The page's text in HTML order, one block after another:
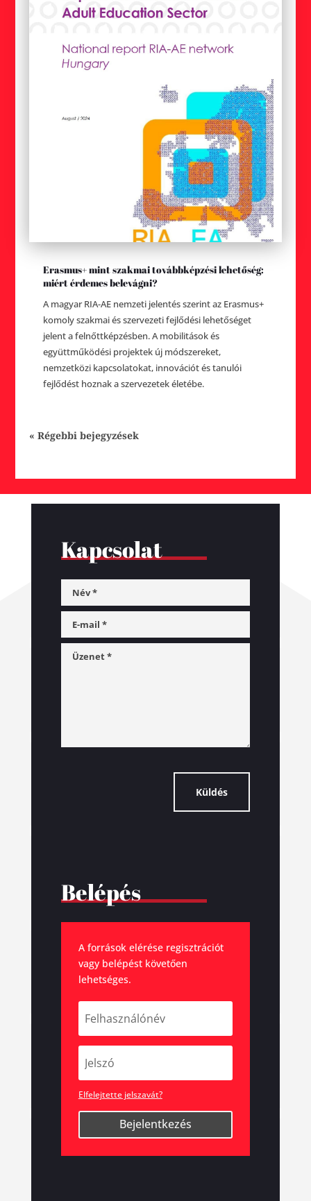
Erasmus+ mint szakmai továbbképzési lehetőség:
miért érdemes belevágni?
A magyar RIA-AE nemzeti jelentés szerint az Erasmus+
komoly szakmai és szervezeti fejlődési lehetőséget
jelent a felnőttképzésben. A mobilitások és
együttműködési projektek új módszereket,
nemzetközi kapcsolatokat, innovációt és tanulói
fejlődést hoznak a szervezetek életébe.
« Régebbi bejegyzések
Kapcsolat
Küldés
Belépés
A források elérése regisztrációt
vagy belépést követően
lehetséges.
Elfelejtette jelszavát?
Bejelentkezés